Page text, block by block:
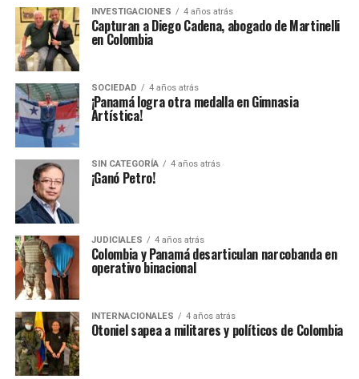
INVESTIGACIONES 4 años atrás
Capturan a Diego Cadena, abogado de Martinelli
en Colombia
SOCIEDAD 4 años atrás
¡Panamá logra otra medalla en Gimnasia
Artística!
SIN CATEGORÍA 4 años atrás
¡Ganó Petro!
JUDICIALES 4 años atrás
Colombia y Panamá desarticulan narcobanda en
operativo binacional
INTERNACIONALES 4 años atrás
Otoniel sapea a militares y políticos de Colombia